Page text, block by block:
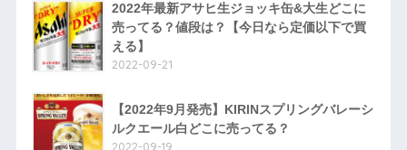
2022年最新アサヒ生ジョッキ缶&大生どこに
売ってる？値段は？【今日なら定価以下で買
える】
2022-09-21
【2022年9月発売】KIRINスプリングバレーシ
ルクエール白どこに売ってる？
2022-09-19